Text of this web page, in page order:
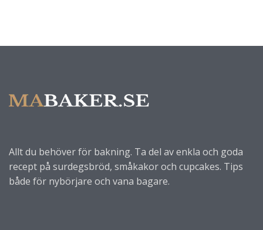
Allt du behöver för bakning. Ta del av enkla och goda
recept på surdegsbröd, småkakor och cupcakes. Tips
både för nybörjare och vana bagare.